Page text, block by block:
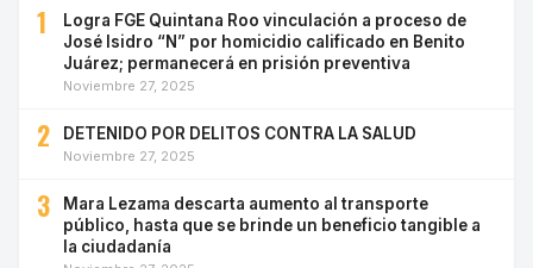
1
Logra FGE Quintana Roo vinculación a proceso de
José Isidro “N” por homicidio calificado en Benito
Juárez; permanecerá en prisión preventiva
Noviembre 27, 2025
2 DETENIDO POR DELITOS CONTRA LA SALUD
Noviembre 27, 2025
3
Mara Lezama descarta aumento al transporte
público, hasta que se brinde un beneficio tangible a
la ciudadanía